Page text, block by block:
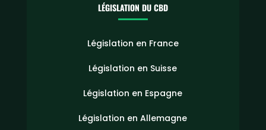
LÉGISLATION DU CBD
Législation en France
Législation en Suisse
Législation en Espagne
Législation en Allemagne